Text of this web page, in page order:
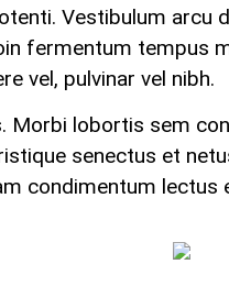
Vestibulum
fermentum tempus
vel, pulvinar vel nibh.
lobortis sem
senectus et
condimentum